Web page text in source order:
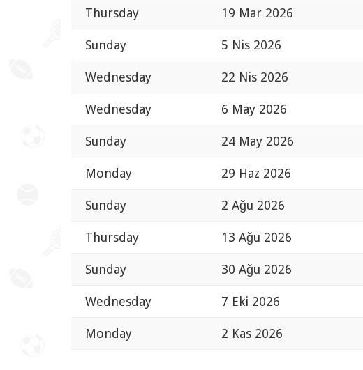
Thursday 19 Mar 2026
Sunday 5 Nis 2026
Wednesday 22 Nis 2026
Wednesday 6 May 2026
Sunday 24 May 2026
Monday 29 Haz 2026
Sunday 2 Ağu 2026
Thursday 13 Ağu 2026
Sunday 30 Ağu 2026
Wednesday 7 Eki 2026
Monday 2 Kas 2026